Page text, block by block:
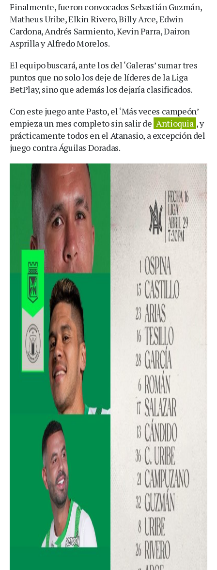
Finalmente, fueron convocados Sebastián Guzmán,
Matheus Uribe, Elkin Rivero, Billy Arce, Edwin
Cardona, Andrés Sarmiento, Kevin Parra, Dairon
Asprilla y Alfredo Morelos.
El equipo buscará, ante los del ‘Galeras’ sumar tres
puntos que no solo los deje de líderes de la Liga
BetPlay, sino que además los dejaría clasificados.
Con este juego ante Pasto, el ‘Más veces campeón’
empieza un mes completo sin salir de Antioquia , y
prácticamente todos en el Atanasio, a excepción del
juego contra Águilas Doradas.